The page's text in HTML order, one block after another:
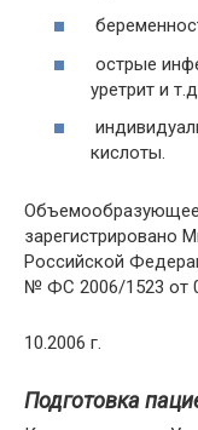
острые
уретрит и
кислоты.
Объемообразующее
зарегистрировано
Российской
№ ФС 2006/1523 от
10.2006 г.
Подготовка